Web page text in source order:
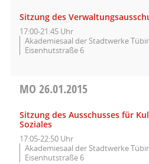
Sitzung des
17:00-21:45 Uhr
Akademiesaal der Stadtwerke
Eisenhutstraße 6
MO 26.01.2015
Sitzung des Ausschusses für
Soziales
17:05-22:50 Uhr
Akademiesaal der Stadtwerke
Eisenhutstraße 6